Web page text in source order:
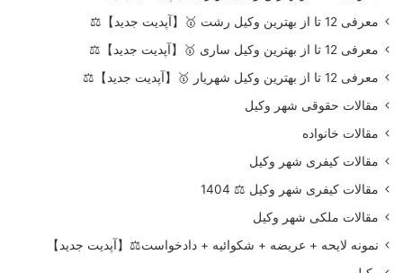
معرفی 12 تا از بهترین وکیل رشت 🥇【آپدیت جدید】⚖️
معرفی 12 تا از بهترین وکیل ساری 🥇【آپدیت جدید】⚖️
معرفی 12 تا از بهترین وکیل شهریار 🥇【آپدیت جدید】⚖️
مقالات حقوقی شهر وکیل
مقالات خانواده
مقالات کیفری شهر وکیل
مقالات کیفری شهر وکیل ⚖️ 1404
مقالات ملکی شهر وکیل
نمونه لایحه + عریضه + شکوائیه + دادخواست⚖️【آپدیت جدید】